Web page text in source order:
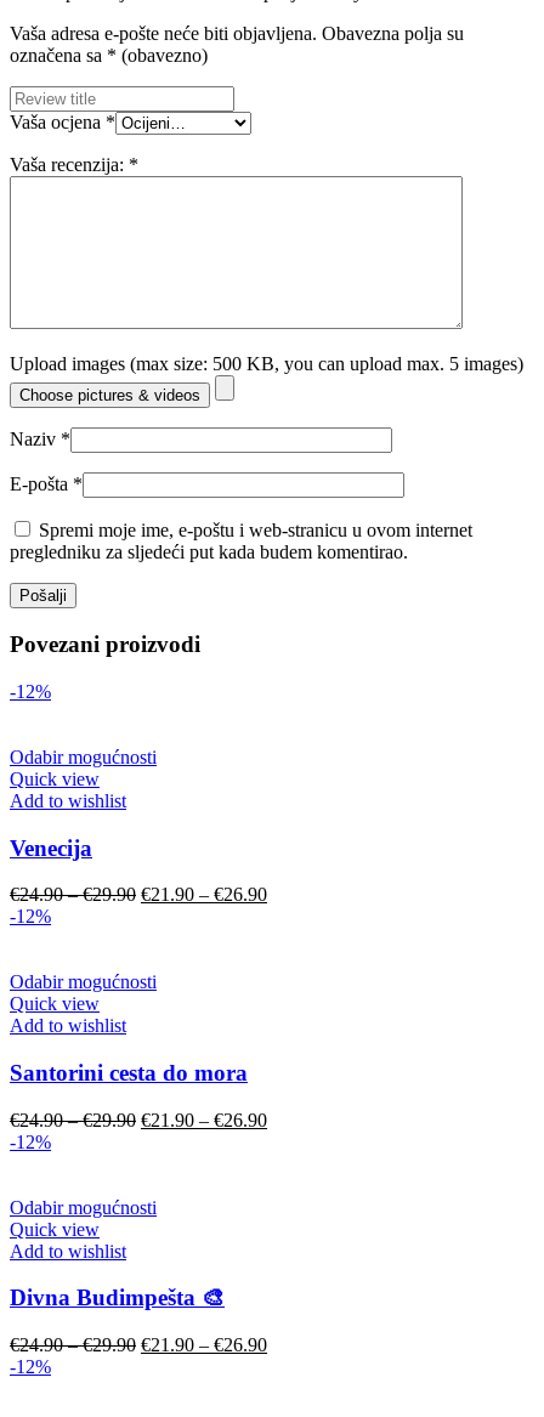
Vaša adresa e-pošte neće biti objavljena. Obavezna polja su
označena sa * (obavezno)
Vaša ocjena *
Vaša recenzija: *
Upload images (max size: 500 KB, you can upload max. 5 images)
Choose pictures & videos
Naziv *
E-pošta *
Spremi moje ime, e-poštu i web-stranicu u ovom internet
pregledniku za sljedeći put kada budem komentirao.
Povezani proizvodi
-12%
Odabir mogućnosti
Quick view
Add to wishlist
Venecija
€24.90–€29.90 Original
–
€21.90 – €26.90Current
-12%
Odabir mogućnosti
Quick view
Add to wishlist
Santorini cesta do mora
€24.90–€29.90 Original
–
€21.90 – €26.90Current
-12%
Odabir mogućnosti
Quick view
Add to wishlist
Divna Budimpešta 🎨
€24.90–€29.90 Original
€21.90 – €26.90Current
-12%